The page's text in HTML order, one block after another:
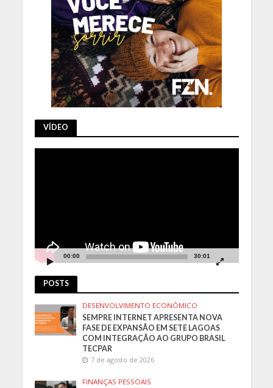
VÍDEO
00:00 30:01
POSTS
DESENVOLVIMENTO ECONÔMICO
SEMPRE INTERNET APRESENTA NOVA
FASE DE EXPANSÃO EM SETE LAGOAS
COM INTEGRAÇÃO AO GRUPO BRASIL
TECPAR
7 de agosto de 2026
FINANÇAS PESSOAIS